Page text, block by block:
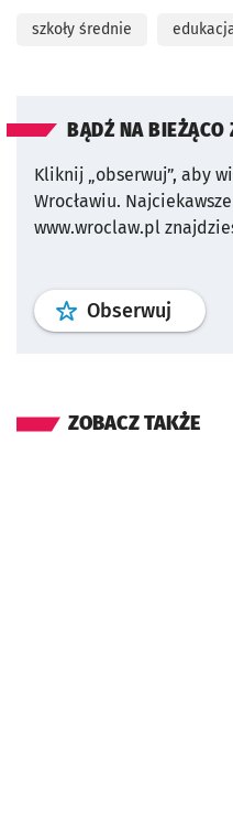
szkoły średnie
BĄDŹ NA BIEŻĄCO
Kliknij „obserwuj”, aby
Wrocławiu.
www.wroclaw.pl
Obserwuj profil
ZOBACZ TAKŻE